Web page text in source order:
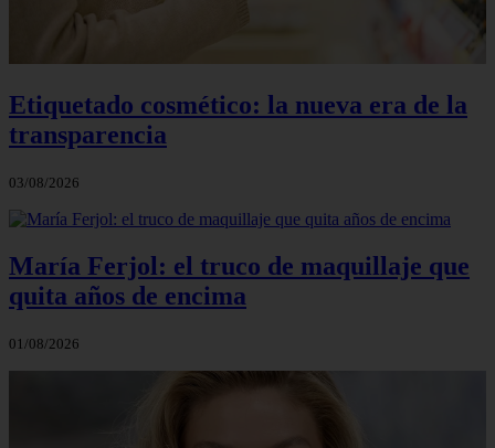
Etiquetado cosmético: la nueva era de la
transparencia
03/08/2026
María Ferjol: el truco de maquillaje que
quita años de encima
01/08/2026